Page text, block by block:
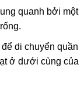
quanh bởi một
di chuyển quần
ở dưới cùng của